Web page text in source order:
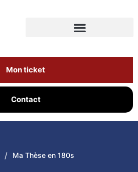
Mon ticket
Contact
/ Ma Thèse en 180s